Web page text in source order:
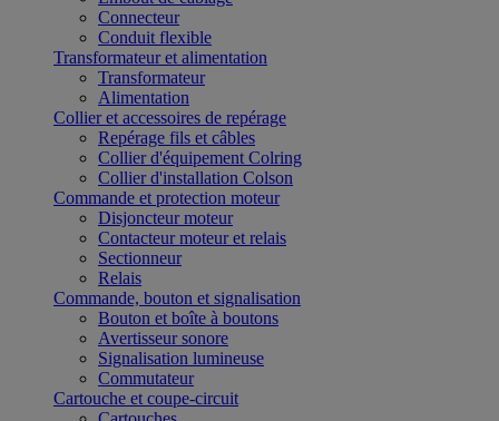
Connecteur
Conduit flexible
Transformateur et alimentation
Transformateur
Alimentation
Collier et accessoires de repérage
Repérage fils et câbles
Collier d'équipement Colring
Collier d'installation Colson
Commande et protection moteur
Disjoncteur moteur
Contacteur moteur et relais
Sectionneur
Relais
Commande, bouton et signalisation
Bouton et boîte à boutons
Avertisseur sonore
Signalisation lumineuse
Commutateur
Cartouche et coupe-circuit